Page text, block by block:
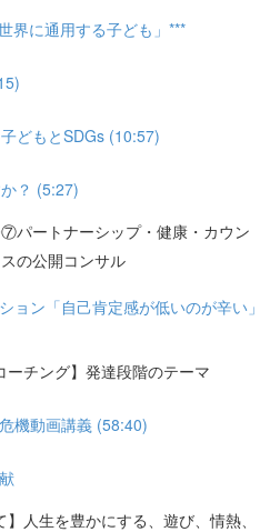
界に通用する子ども」***
どもとSDGs (10:57)
？ (5:27)
パートナーシップ・健康・カウン
の公開コンサル
ョン「自己肯定感が低いのが辛い」
チング】発達段階のテーマ
機動画講義 (58:40)
人生を豊かにする、遊び、情熱、